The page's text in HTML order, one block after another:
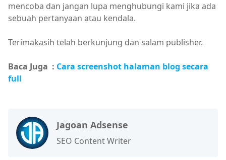
mencoba dan jangan lupa menghubungi kami jika ada
sebuah pertanyaan atau kendala.
Terimakasih telah berkunjung dan salam publisher.
Baca Juga : Cara screenshot halaman blog secara
full
Jagoan Adsense
SEO Content Writer